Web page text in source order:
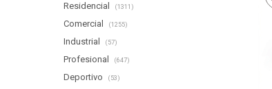
Residencial (1311)
Comercial (1255)
Industrial (57)
Profesional (647)
Deportivo (53)